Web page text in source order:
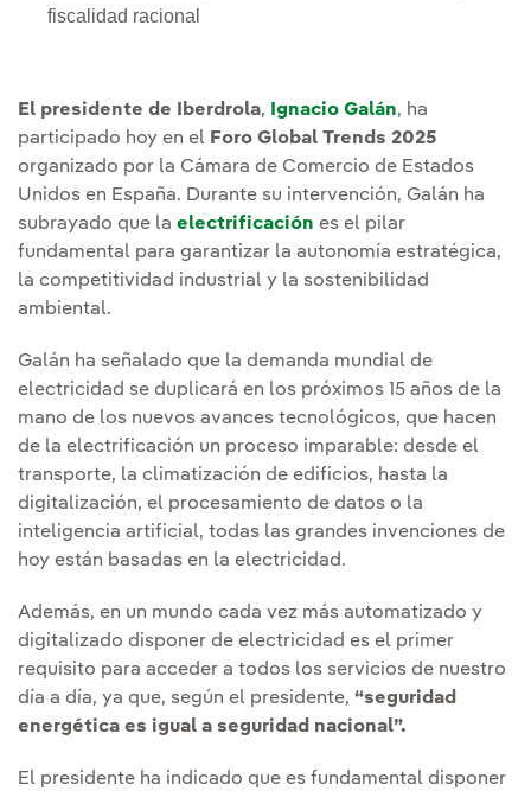
fiscalidad racional
El presidente de Iberdrola, Ignacio Galán, ha
participado hoy en el Foro Global Trends 2025
organizado por la Cámara de Comercio de Estados
Unidos en España. Durante su intervención, Galán ha
subrayado que la electrificación es el pilar
fundamental para garantizar la autonomía estratégica,
la competitividad industrial y la sostenibilidad
ambiental.
Galán ha señalado que la demanda mundial de
electricidad se duplicará en los próximos 15 años de la
mano de los nuevos avances tecnológicos, que hacen
de la electrificación un proceso imparable: desde el
transporte, la climatización de edificios, hasta la
digitalización, el procesamiento de datos o la
inteligencia artificial, todas las grandes invenciones de
hoy están basadas en la electricidad.
Además, en un mundo cada vez más automatizado y
digitalizado disponer de electricidad es el primer
requisito para acceder a todos los servicios de nuestro
día a día, ya que, según el presidente, “seguridad
energética es igual a seguridad nacional”.
El presidente ha indicado que es fundamental disponer